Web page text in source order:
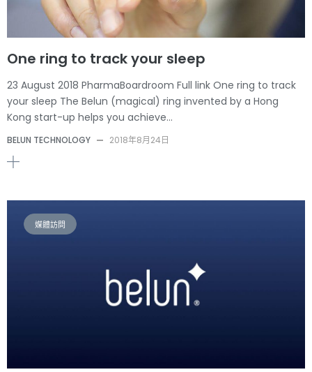
One ring to track your sleep
23 August 2018 PharmaBoardroom Full link One ring to track
your sleep The Belun (magical) ring invented by a Hong
Kong start-up helps you achieve…
BELUN TECHNOLOGY — 2018年8月24日
媒體訪問